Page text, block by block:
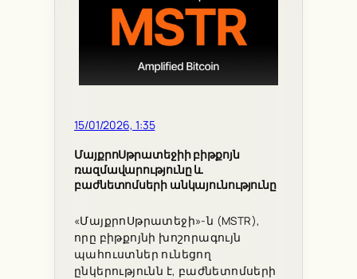
15/01/2026, 1:35
ՄայքրոՍթրատեջիի բիթքոյն
ռազմավարությունը և
բաժնետոմսերի անկայունությունը
«ՄայքրոՍթրատեջի»-ն (MSTR),
որը բիթքոյնի խոշորագույն
պահուստներ ունեցող
ընկերությունն է, բաժնետոմսերի